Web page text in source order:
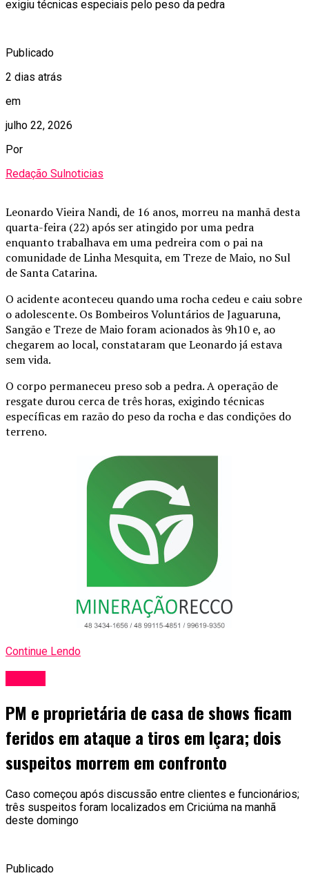
exigiu técnicas especiais pelo peso da pedra
Publicado
2 dias atrás
em
julho 22, 2026
Por
Redação Sulnoticias
Leonardo Vieira Nandi, de 16 anos, morreu na manhã desta
quarta-feira (22) após ser atingido por uma pedra
enquanto trabalhava em uma pedreira com o pai na
comunidade de Linha Mesquita, em Treze de Maio, no Sul
de Santa Catarina.
O acidente aconteceu quando uma rocha cedeu e caiu sobre
o adolescente. Os Bombeiros Voluntários de Jaguaruna,
Sangão e Treze de Maio foram acionados às 9h10 e, ao
chegarem ao local, constataram que Leonardo já estava
sem vida.
O corpo permaneceu preso sob a pedra. A operação de
resgate durou cerca de três horas, exigindo técnicas
específicas em razão do peso da rocha e das condições do
terreno.
Continue Lendo
PM e proprietária de casa de shows ficam
feridos em ataque a tiros em Içara; dois
suspeitos morrem em confronto
Caso começou após discussão entre clientes e funcionários;
três suspeitos foram localizados em Criciúma na manhã
deste domingo
Publicado